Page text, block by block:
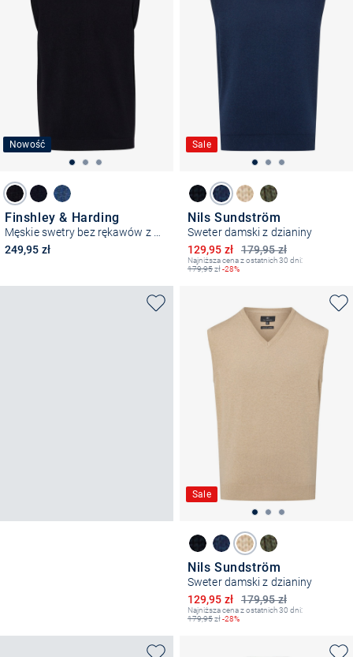
Nowość
Finshley & Harding
249,95 zł
Sale
Nils Sundström
Sweter damski z dzianiny
179,95 zł
Obniżona cena
129,95 zł
Najniższa cena z ostatnich 30 dni:
179,95zł-28%
Sale
Nils Sundström
Sweter damski z dzianiny
179,95 zł
Obniżona cena
129,95 zł
Najniższa cena z ostatnich 30 dni:
179,95zł-28%